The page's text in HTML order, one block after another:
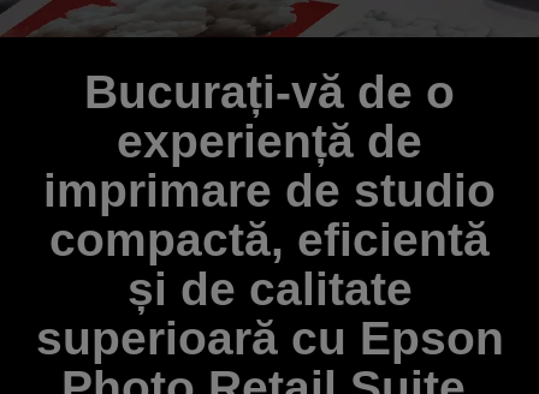
Bucurați-vă de o
experiență de
imprimare de studio
compactă, eficientă
și de calitate
superioară cu Epson